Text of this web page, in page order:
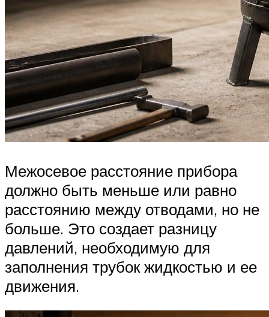
Межосевое расстояние прибора
должно быть меньше или равно
расстоянию между отводами, но не
больше. Это создает разницу
давлений, необходимую для
заполнения трубок жидкостью и ее
движения.